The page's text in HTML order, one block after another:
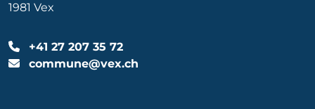
1981 Vex
+41 27 207 35 72
commune@vex.ch